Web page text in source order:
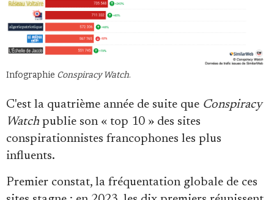
Demander à Vera
Infographie Conspiracy Watch.
C'est la quatrième année de suite que Conspiracy
Watch publie son « top 10 » des sites
conspirationnistes francophones les plus
influents.
Premier constat, la fréquentation globale de ces